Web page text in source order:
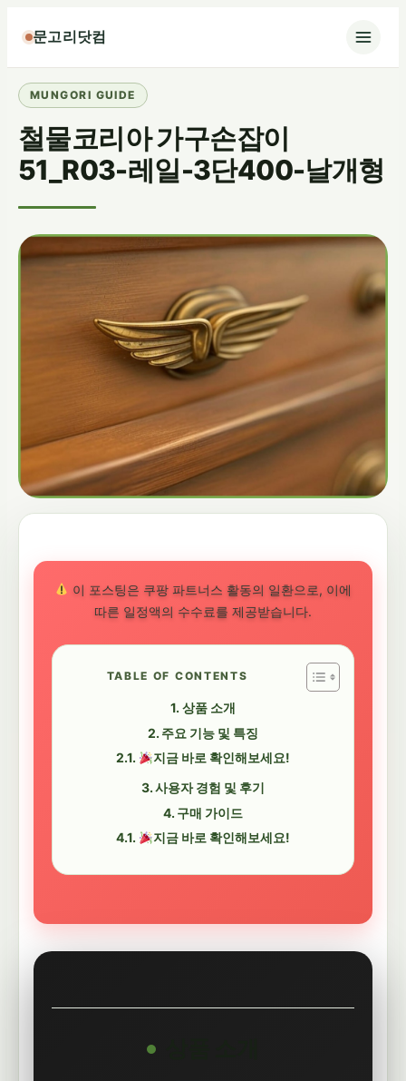
츠
로
로
가
기
문고리닷컴
철물코리아 가구손잡이
51_R03-레일-3단400-날개형
이 포스팅은 쿠팡 파트너스 활동의 일환으로, 이에
따른 일정액의 수수료를 제공받습니다.
TABLE OF CONTENTS
상품 소개
주요 기능 및 특징
지금 바로 확인해보세요!
사용자 경험 및 후기
구매 가이드
지금 바로 확인해보세요!